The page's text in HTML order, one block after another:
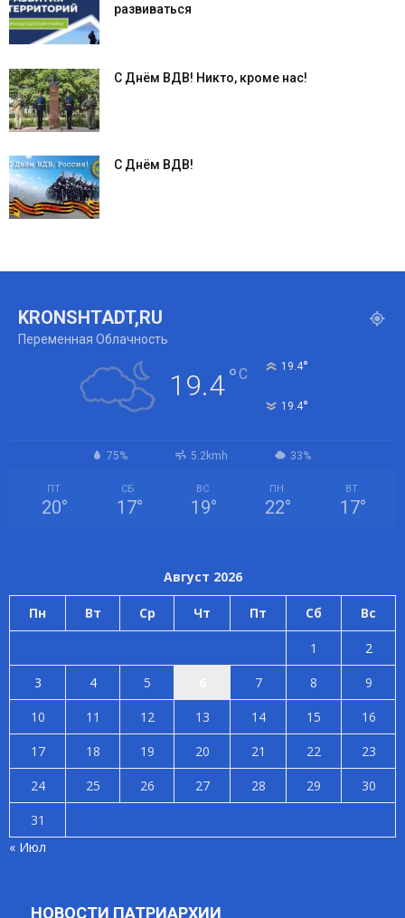
развиваться
С Днём ВДВ! Никто, кроме нас!
С Днём ВДВ!
KRONSHTADT,RU
Переменная Облачность
19.4°C 19.4°
19.4°
75% 5.2kmh 33%
ПТ
20°
СБ
17°
ВС
19°
ПН
22°
ВТ
17°
Август 2026
Пн Вт Ср Чт Пт Сб Вс
1
2
3
4 5 7 8
9
10
11 12 13 14 15
16
17
18 19 20 21 22
23
24
25 26 27 28 29
30
31
« Июл
НОВОСТИ ПАТРИАРХИИ